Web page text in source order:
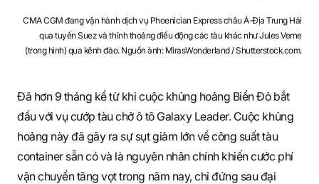
CMA CGM đang vận hành dịch vụ Phoenician Express châu Á-Địa Trung Hải
qua tuyến Suez và thỉnh thoảng điều động các tàu khác như Jules Verne
(trong hình) qua kênh đào. Nguồn ảnh: MirasWonderland / Shutterstock.com.
Đã hơn 9 tháng kể từ khi cuộc khủng hoảng Biển Đỏ bắt
đầu với vụ cướp tàu chở ô tô Galaxy Leader. Cuộc khủng
hoảng này đã gây ra sự sụt giảm lớn về công suất tàu
container sẵn có và là nguyên nhân chính khiến cước phí
vận chuyển tăng vọt trong năm nay, chỉ đứng sau đại